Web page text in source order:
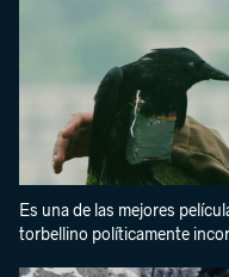
Es una de las mejores
torbellino políticamente